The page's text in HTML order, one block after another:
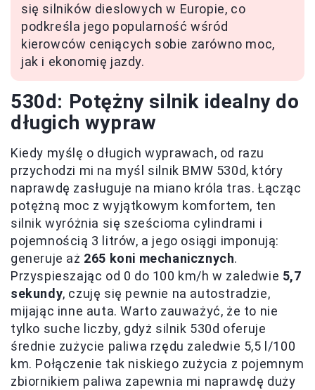
się silników dieslowych w Europie, co
podkreśla jego popularność wśród
kierowców ceniących sobie zarówno moc,
jak i ekonomię jazdy.
530d: Potężny silnik idealny do
długich wypraw
Kiedy myślę o długich wyprawach, od razu
przychodzi mi na myśl silnik BMW 530d, który
naprawdę zasługuje na miano króla tras. Łącząc
potężną moc z wyjątkowym komfortem, ten
silnik wyróżnia się sześcioma cylindrami i
pojemnością 3 litrów, a jego osiągi imponują:
generuje aż 265 koni mechanicznych.
Przyspieszając od 0 do 100 km/h w zaledwie 5,7
sekundy, czuję się pewnie na autostradzie,
mijając inne auta. Warto zauważyć, że to nie
tylko suche liczby, gdyż silnik 530d oferuje
średnie zużycie paliwa rzędu zaledwie 5,5 l/100
km. Połączenie tak niskiego zużycia z pojemnym
zbiornikiem paliwa zapewnia mi naprawdę duży